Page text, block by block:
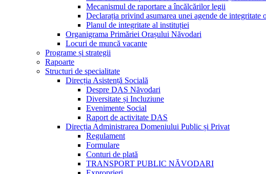
Mecanismul de raportare a încălcărilor legii
Declarația privind asumarea unei agende de integritate
Planul de integritate al instituției
Organigrama Primăriei Orașului Năvodari
Locuri de muncă vacante
Programe și strategii
Rapoarte
Structuri de specialitate
Direcția Asistență Socială
Despre DAS Năvodari
Diversitate și Incluziune
Evenimente Social
Raport de activitate DAS
Direcția Administrarea Domeniului Public și Privat
Regulament
Formulare
Conturi de plată
TRANSPORT PUBLIC NĂVODARI